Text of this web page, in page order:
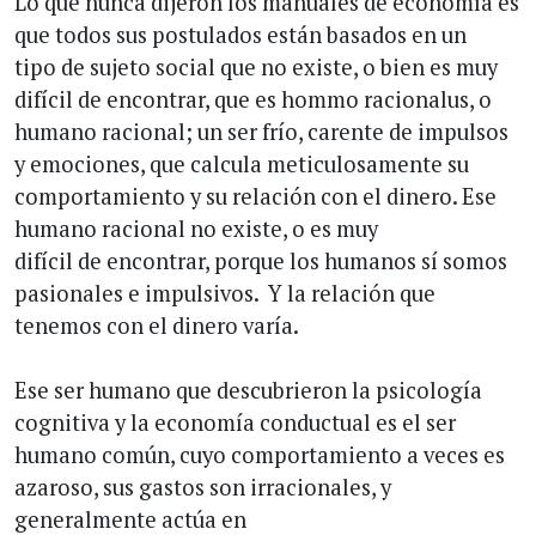
que todos sus postulados están basados en un
tipo de sujeto social que no existe, o bien es muy
difícil de encontrar, que es hommo racionalus, o
humano racional; un ser frío, carente de impulsos
y emociones, que calcula meticulosamente su
comportamiento y su relación con el dinero. Ese
humano racional no existe, o es muy
difícil de encontrar, porque los humanos sí somos
pasionales e impulsivos. Y la relación que
tenemos con el dinero varía.
Ese ser humano que descubrieron la psicología
cognitiva y la economía conductual es el ser
humano común, cuyo comportamiento a veces es
azaroso, sus gastos son irracionales, y
generalmente actúa en